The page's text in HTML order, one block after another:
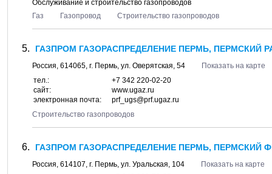
Обслуживание и строительство газопроводов
Газ
Газопровод Строительство газопроводов
ГАЗПРОМ ГАЗОРАСПРЕДЕЛЕНИЕ ПЕРМЬ, ПЕРМСКИЙ
Россия, 614065, г. Пермь, ул. Оверятская, 54
Показать на карте
тел.:
+7 342 220-02-20
сайт:
www.ugaz.ru
электронная почта:
prf_ugs@prf.ugaz.ru
Строительство газопроводов
ГАЗПРОМ ГАЗОРАСПРЕДЕЛЕНИЕ ПЕРМЬ, ПЕРМСКИЙ
Россия, 614107, г. Пермь, ул. Уральская, 104
Показать на карте